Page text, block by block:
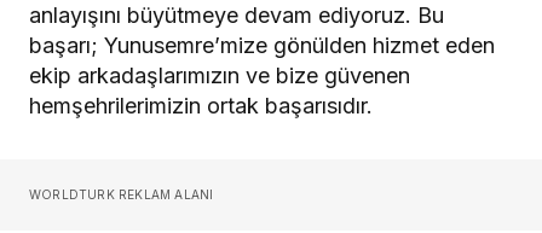
anlayışını büyütmeye devam ediyoruz. Bu
başarı; Yunusemre’mize gönülden hizmet eden
ekip arkadaşlarımızın ve bize güvenen
hemşehrilerimizin ortak başarısıdır.
WORLDTURK REKLAM ALANI